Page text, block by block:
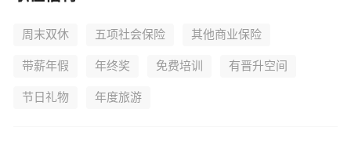
周末双休 五项社会保险 其他商业保险
带薪年假 年终奖 免费培训 有晋升空间
节日礼物 年度旅游